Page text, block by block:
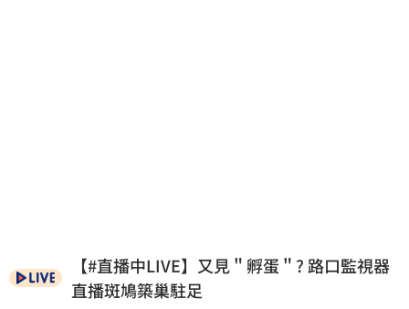
【#直播中LIVE】又見＂孵蛋＂? 路口監視器
直播斑鳩築巢駐足